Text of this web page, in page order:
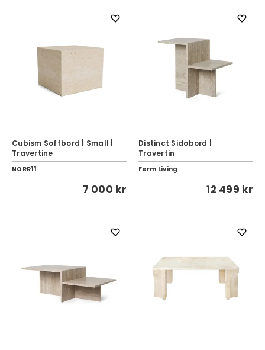
Cubism Soffbord | Small |
Travertine
NORR11
7 000 kr
Distinct Sidobord |
Travertin
Ferm Living
12 499 kr